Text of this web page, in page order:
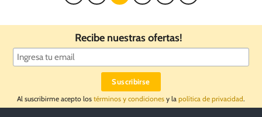
Las
pueden
elegir
en
de
Las
en
de
Recibe nuestras ofertas!
Al suscribirme acepto los términos y condiciones y la política de privacidad.